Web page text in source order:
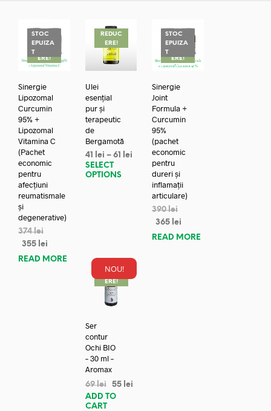
STOC
EPUIZA
TREDUC
ERE!
Sinergie
Lipozomal
Curcumin
95% +
Lipozomal
Vitamina C
(Pachet
economic
pentru
afecțiuni
reumatismale
și
degenerative)
374lei
355 lei
READ MORE
REDUC
ERE!
Ulei
esențial
pur și
terapeutic
de
Bergamotă
41 lei – 61
lei
SELECT
OPTIONS
STOC
EPUIZA
TREDUC
ERE!
Sinergie
Joint
Formula +
Curcumin
95%
(pachet
economic
pentru
dureri și
inflamații
articulare)
390lei
365 lei
READ MORE
NOU!
REDUC
ERE!
Ser
contur
Ochi BIO
– 30 ml –
Aromax
69lei 55 lei
ADD TO
CART